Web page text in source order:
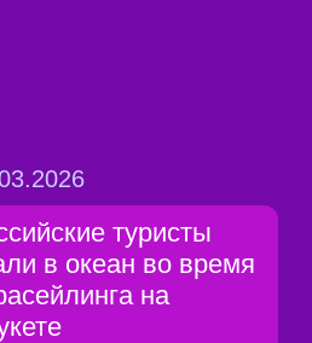
туристы
в океан во время
на